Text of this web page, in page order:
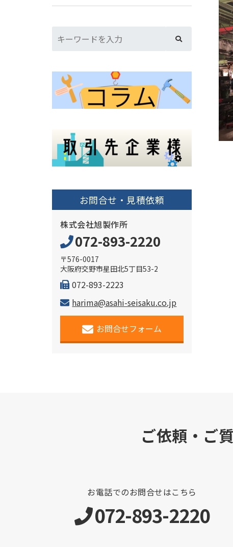
お問合せ・見積依頼
株式会社旭製作所
072-893-2220
〒576-0017
大阪府交野市星田北5丁目53-2
072-893-2223
harima@asahi-seisaku.co.jp
お問合せフォーム
ご依頼・ご
お電話でのお問合せはこちら
072-893-2220